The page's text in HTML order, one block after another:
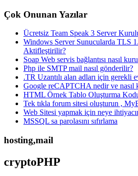
Çok Onunan Yazılar
Ücretsiz Team Speak 3 Server
Windows Server Sunucularda TLS
Aktifleştirilir?
Soap Web servis bağlantısı nasıl
Php ile SMTP mail nasıl gönderilir?
.TR Uzantılı alan adları için gerekli
Google reCAPTCHA nedir ve nasıl
HTML Örnek Tablo Oluşturma
Tek tıkla forum sitesi oluşturun ,
Web Sitesi yapmak için neye
MSSQL sa parolasını sıfırlama
hosting,mail
cryptoPHP